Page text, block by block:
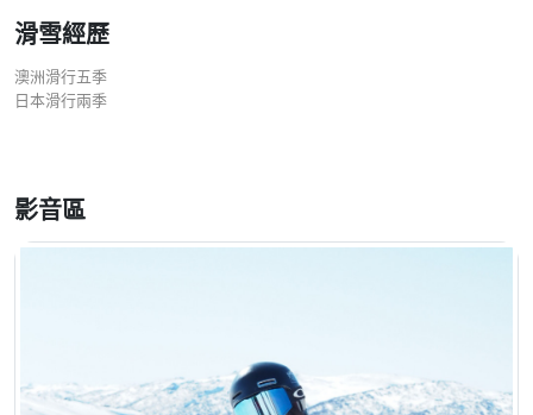
滑雪經歷
澳洲滑行五季
日本滑行兩季
影音區